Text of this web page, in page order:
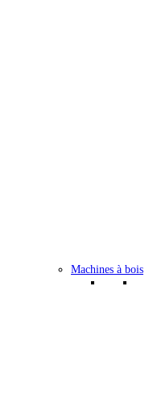
Machines à bois